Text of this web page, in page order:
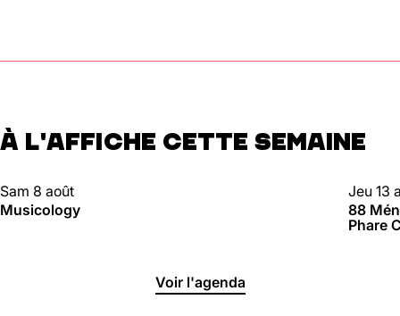
À L'AFFICHE CETTE SEMAINE
CLUBBING
Sam 8 août
Musicology
88
Jeu 13
88
Phare
Voir l'agenda